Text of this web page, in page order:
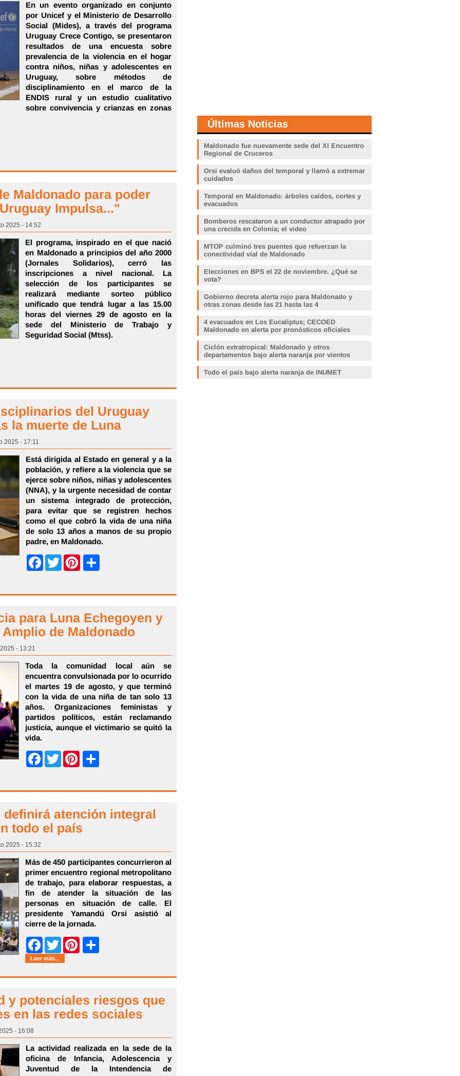
En un evento organizado en conjunto
por Unicef y el Ministerio de Desarrollo
Social (Mides), a través del programa
Uruguay Crece Contigo, se presentaron
resultados de una encuesta sobre
prevalencia de la violencia en el hogar
contra niños, niñas y adolescentes en
Uruguay, sobre métodos de
disciplinamiento en el marco de la
ENDIS rural y un estudio cualitativo
sobre convivencia y crianzas en zonas
Maldonado para poder
Impulsa..."
2025 - 14:52
El programa, inspirado en el que nació
en Maldonado a principios del año 2000
(Jornales Solidarios), cerró las
inscripciones a nivel nacional. La
selección de los participantes se
realizará mediante sorteo público
unificado que tendrá lugar a las 15.00
horas del viernes 29 de agosto en la
sede del Ministerio de Trabajo y
Seguridad Social (Mtss).
del Uruguay
la muerte de Luna
2025 - 17:11
Está dirigida al Estado en general y a la
población, y refiere a la violencia que se
ejerce sobre niños, niñas y adolescentes
(NNA), y la urgente necesidad de contar
un sistema integrado de protección,
para evitar que se registren hechos
como el que cobró la vida de una niña
de solo 13 años a manos de su propio
padre, en Maldonado.
FacebookTwitter Pinterest
para Luna Echegoyen y
de Maldonado
- 13:21
Toda la comunidad local aún se
encuentra convulsionada por lo ocurrido
el martes 19 de agosto, y que terminó
con la vida de una niña de tan solo 13
años. Organizaciones feministas y
partidos políticos, están reclamando
justicia, aunque el victimario se quitó la
vida.
FacebookTwitter Pinterest
definirá atención integral
todo el país
2025 - 15:32
Más de 450 participantes concurrieron al
primer encuentro regional metropolitano
de trabajo, para elaborar respuestas, a
fin de atender la situación de las
personas en situación de calle. El
presidente Yamandú Orsi asistió al
cierre de la jornada.
FacebookTwitter Pinterest
Leer más...
y potenciales riesgos que
en las redes sociales
- 16:08
La actividad realizada en la sede de la
oficina de Infancia, Adolescencia y
Juventud de la Intendencia de
Últimas Noticias
Maldonado fue nuevamente sede del XI Encuentro
Regional de Cruceros
Orsi evaluó daños del temporal y llamó a extremar
cuidados
Temporal en Maldonado: árboles caídos, cortes y
evacuados
Bomberos rescataron a un conductor atrapado por
una crecida en Colonia; el video
MTOP culminó tres puentes que refuerzan la
conectividad vial de Maldonado
Elecciones en BPS el 22 de noviembre. ¿Qué se
vota?
Gobierno decreta alerta rojo para Maldonado y
otras zonas desde las 21 hasta las 4
4 evacuados en Los Eucaliptus; CECOED
Maldonado en alerta por pronósticos oficiales
Ciclón extratropical: Maldonado y otros
departamentos bajo alerta naranja por vientos
Todo el país bajo alerta naranja de INUMET